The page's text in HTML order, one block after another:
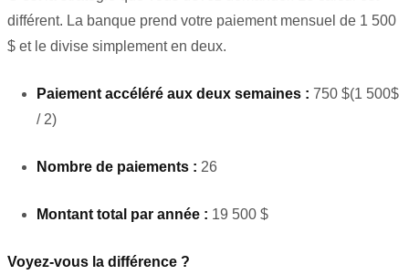
différent. La banque prend votre paiement mensuel de 1 500
$ et le divise simplement en deux.
Paiement accéléré aux deux semaines : 750 $(1 500$
/ 2)
Nombre de paiements : 26
Montant total par année : 19 500 $
Voyez-vous la différence ?